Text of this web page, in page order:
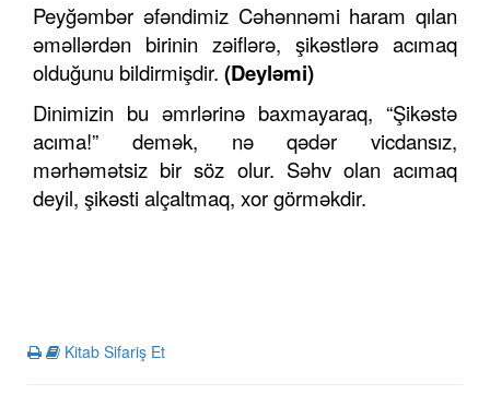
Peyğəmbər əfəndimiz Cəhənnəmi haram qılan
əməllərdən birinin zəiflərə, şikəstlərə acımaq
olduğunu bildirmişdir. (Deyləmi)
Dinimizin bu əmrlərinə baxmayaraq, “Şikəstə
acıma!” demək, nə qədər vicdansız,
mərhəmətsiz bir söz olur. Səhv olan acımaq
deyil, şikəsti alçaltmaq, xor görməkdir.
Kitab Sifariş Et